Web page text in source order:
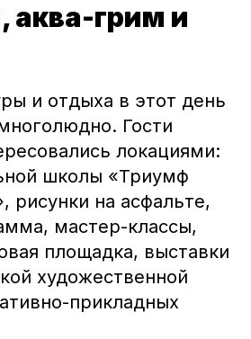
аква-грим и
и отдыха в этот день
Гости
локациями:
школы «Триумф
на асфальте,
мастер-классы,
площадка, выставки
художественной
прикладных